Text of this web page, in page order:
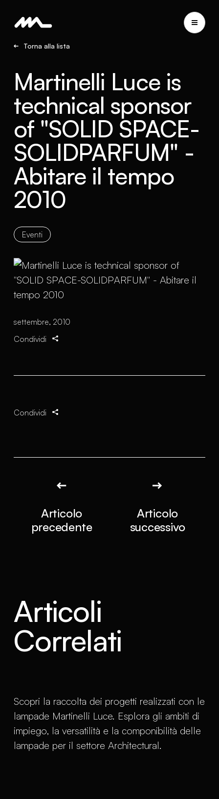
Torna alla lista
Martinelli Luce is
technical sponsor
of "SOLID SPACE-
SOLIDPARFUM" -
Abitare il tempo
2010
Eventi
settembre, 2010
Condividi
Condividi
Articolo
precedente
Articolo
successivo
Articoli
Correlati
Scopri la raccolta dei progetti realizzati con le
lampade Martinelli Luce. Esplora gli ambiti di
impiego, la versatilità e la componibilità delle
lampade per il settore Architectural.